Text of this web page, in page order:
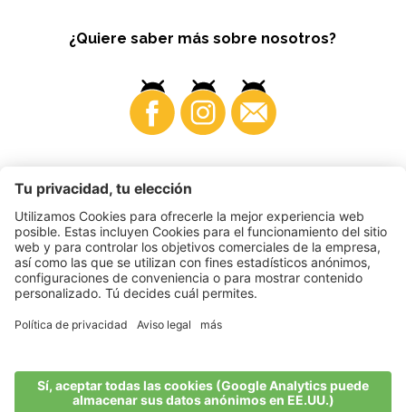
¿Quiere saber más sobre nosotros?
Business
© 2026 VI.P coop. soc. agricola
Statement•Sitemap
produced by